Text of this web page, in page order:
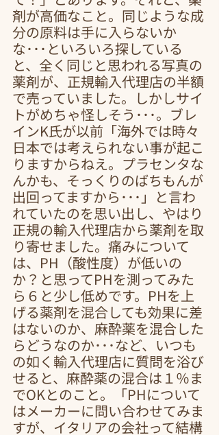
剤が高価なこと。同じような成
分の原料は手に入らないか
な･･･といろいろ探している
と、全く同じと思われる写真の
薬剤が、正規輸入代理店の半額
で売っていました。しかしサイ
トがめちゃ怪しそう･･･。ブレ
インK氏が以前「海外では時々
日本では考えられない事が起こ
りますからねえ。プラセンタな
んかも、そっくりのばちもんが
出回ってますから･･･」と言わ
れていたのを思い出し、やはり
正規の輸入代理店から薬剤を取
り寄せました。痛みについて
は、PH（酸性度）が低いの
か？と思ってPHを測ってみた
ら６と少し低めです。PHを上
げる薬剤を混合しても効果に差
はないのか、麻酔薬を混合した
らどうなのか･･･など、いつも
の如く輸入代理店に質問を浴び
せると、麻酔薬の混合は１％ま
でOKとのこと。「PHについて
はメーカーに問い合わせてみま
すが、イタリアの会社って結構